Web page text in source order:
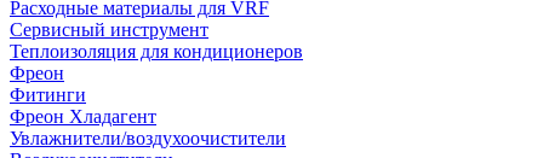
Расходные материалы для VRF
Сервисный инструмент
Теплоизоляция для кондиционеров
Фреон
Фитинги
Фреон Хладагент
Увлажнители/воздухоочистители